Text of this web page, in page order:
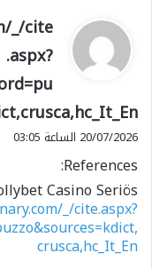
ي
ق
و
ل
_/cite
.aspx?
20/07/2026 الساعة 03:05
References:
Casino Seriös
_/cite.aspx?
crusca,hc_It_En